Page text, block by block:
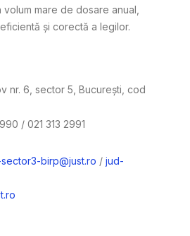
mare de dosare anual,
și corectă a legilor.
nr. 6, sector 5, București, cod
/ 021 313 2991
birp@just.ro / jud-